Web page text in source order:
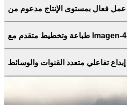
طباعة وتخطيط متقدم مع Imagen-4
إبداع تفاعلي متعدد القنوات والوسائط
سير عمل مولد Imagen-4